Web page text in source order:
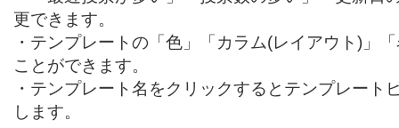
更できます。
・テンプレートの「色」「カラム(レイアウト)」
ことができます。
・テンプレート名をクリックするとテンプレート
します。